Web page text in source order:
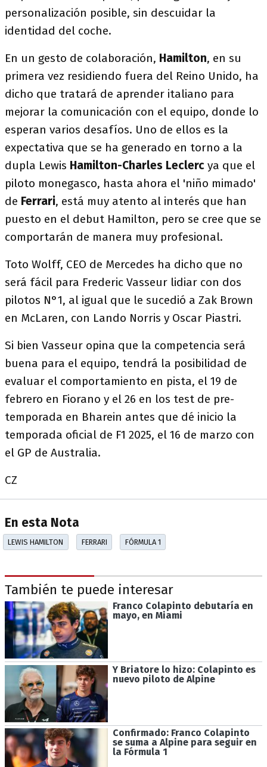
personalización posible, sin descuidar la
identidad del coche.
En un gesto de colaboración, Hamilton, en su
primera vez residiendo fuera del Reino Unido, ha
dicho que tratará de aprender italiano para
mejorar la comunicación con el equipo, donde lo
esperan varios desafíos. Uno de ellos es la
expectativa que se ha generado en torno a la
dupla Lewis Hamilton-Charles Leclerc ya que el
piloto monegasco, hasta ahora el 'niño mimado'
de Ferrari, está muy atento al interés que han
puesto en el debut Hamilton, pero se cree que se
comportarán de manera muy profesional.
Toto Wolff, CEO de Mercedes ha dicho que no
será fácil para Frederic Vasseur lidiar con dos
pilotos N°1, al igual que le sucedió a Zak Brown
en McLaren, con Lando Norris y Oscar Piastri.
Si bien Vasseur opina que la competencia será
buena para el equipo, tendrá la posibilidad de
evaluar el comportamiento en pista, el 19 de
febrero en Fiorano y el 26 en los test de pre-
temporada en Bharein antes que dé inicio la
temporada oficial de F1 2025, el 16 de marzo con
el GP de Australia.
CZ
En esta Nota
LEWIS HAMILTON FERRARI FÓRMULA 1
También te puede interesar
Franco Colapinto debutaría en
mayo, en Miami
Y Briatore lo hizo: Colapinto es
nuevo piloto de Alpine
Confirmado: Franco Colapinto
se suma a Alpine para seguir en
la Fórmula 1